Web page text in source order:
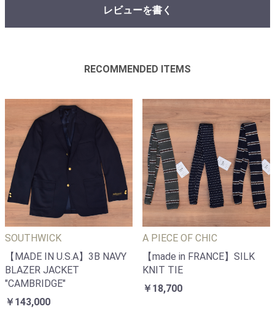
レビューを書く
RECOMMENDED ITEMS
SOUTHWICK
【MADE IN U.S.A】3B NAVY
BLAZER JACKET
"CAMBRIDGE"
￥143,000
A PIECE OF CHIC
【made in FRANCE】SILK
KNIT TIE
￥18,700